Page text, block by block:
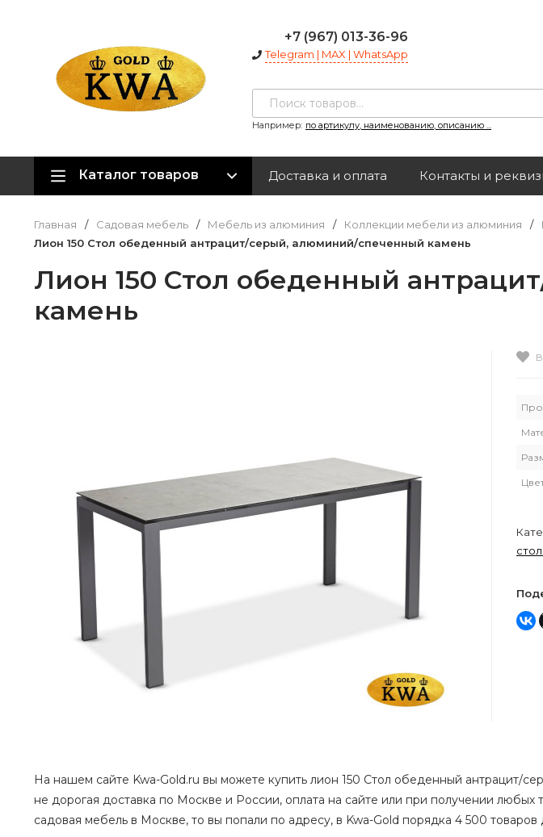
+7 (967) 013-36-96
Telegram | MAX | WhatsApp
Например: по артикулу, наименованию, описанию ...
Каталог товаров Доставка и оплата Контакты и
Главная / Садовая мебель / Мебель из алюминия / Коллекции мебели из алюминия /
Лион 150 Стол обеденный антрацит/серый, алюминий/спеченный камень
Лион 150 Стол обеденный
камень
На нашем сайте Kwa-Gold.ru вы можете купить лион 150 Стол обеденный антрацит/
не дорогая доставка по Москве и России, оплата на сайте или при получении
садовая мебель в Москве, то вы попали по адресу, в Kwa-Gold порядка 4 500 товаров